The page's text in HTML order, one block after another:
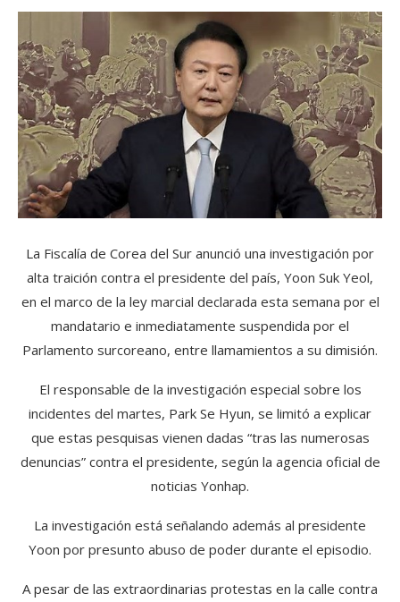
La Fiscalía de Corea del Sur anunció una investigación por
alta traición contra el presidente del país, Yoon Suk Yeol,
en el marco de la ley marcial declarada esta semana por el
mandatario e inmediatamente suspendida por el
Parlamento surcoreano, entre llamamientos a su dimisión.
El responsable de la investigación especial sobre los
incidentes del martes, Park Se Hyun, se limitó a explicar
que estas pesquisas vienen dadas “tras las numerosas
denuncias” contra el presidente, según la agencia oficial de
noticias Yonhap.
La investigación está señalando además al presidente
Yoon por presunto abuso de poder durante el episodio.
A pesar de las extraordinarias protestas en la calle contra